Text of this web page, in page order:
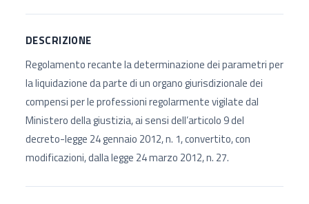
DESCRIZIONE
Regolamento recante la determinazione dei parametri per
la liquidazione da parte di un organo giurisdizionale dei
compensi per le professioni regolarmente vigilate dal
Ministero della giustizia, ai sensi dell’articolo 9 del
decreto-legge 24 gennaio 2012, n. 1, convertito, con
modificazioni, dalla legge 24 marzo 2012, n. 27.